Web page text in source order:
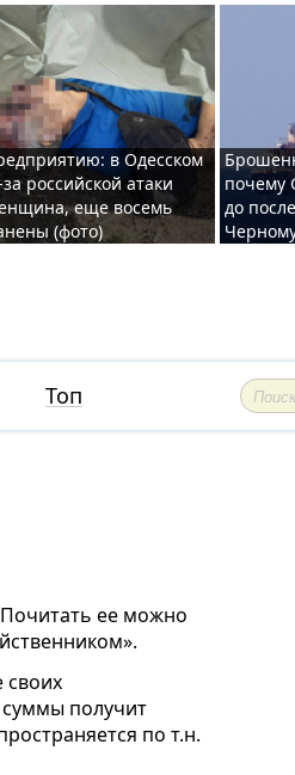
в Одесском
российской атаки
еще восемь
(фото)
почему
до
Топ
ее можно
своих
получит
по т.н.